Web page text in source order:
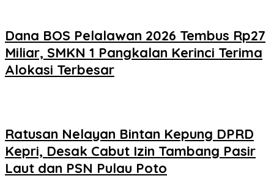
Dana BOS Pelalawan 2026 Tembus Rp27
Miliar, SMKN 1 Pangkalan Kerinci Terima
Alokasi Terbesar
Ratusan Nelayan Bintan Kepung DPRD
Kepri, Desak Cabut Izin Tambang Pasir
Laut dan PSN Pulau Poto